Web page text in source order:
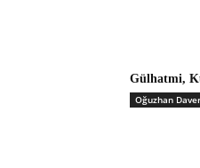
Gülhatmi,
Oğuzhan Daver